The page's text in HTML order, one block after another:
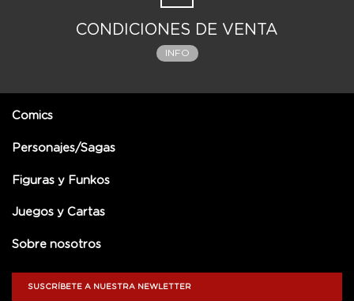
CONDICIONES DE VENTA
INFO
Comics
Personajes/Sagas
Figuras y Funkos
Juegos y Cartas
Sobre nosotros
SUSCRÍBETE A NUESTRA NEWLETTER